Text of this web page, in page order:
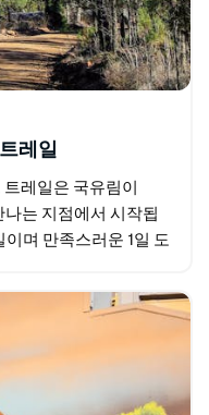
레일
레일은 국유림이
는 지점에서 시작됩
며 만족스러운 1일 도